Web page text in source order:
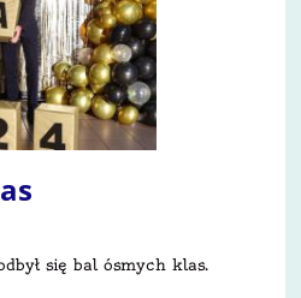
się bal ósmych klas.